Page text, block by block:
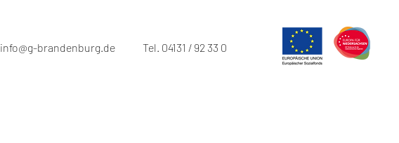
info@g-brandenburg.de Tel. 04131 / 92 33 0